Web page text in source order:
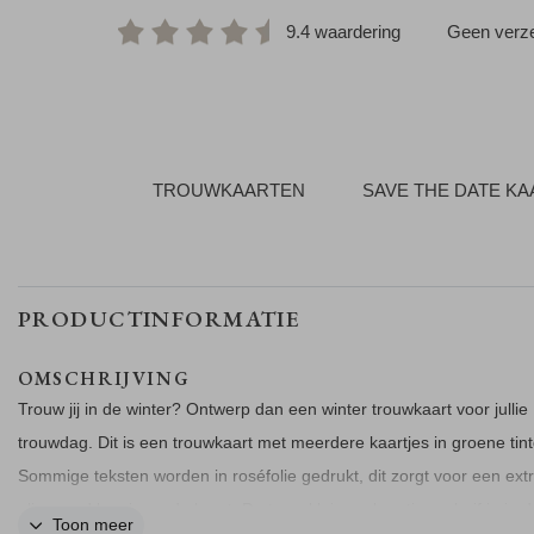
9.4 waardering Geen
TROUWKAARTEN SAVE THE DATE
PRODUCTINFORMATIE
OMSCHRIJVING
Trouw jij in de winter? Ontwerp dan een winter trouwkaart voor jullie
trouwdag. Dit is een trouwkaart met meerdere kaartjes in groene
Sommige teksten worden in roséfolie gedrukt, dit zorgt voor een
Toon meer